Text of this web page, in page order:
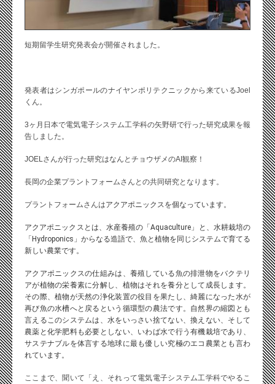
短期留学生研究発表会が開催されました。
発表者はシンガポールのナイヤンポリテクニックから来ているJoel
くん。
3ヶ月日本で電気電子システム工学科の矢野研で行った研究成果を報
告しました。
JOELさんが行った研究はなんとチョウザメのAI観察！
長岡の企業プラントフォームさんとの共同研究となります。
プラントフォームさんはアクアポニックスを個なっています。
アクアポニックスとは、水産養殖の「Aquaculture」と、水耕栽培の
「Hydroponics」からなる造語で、魚と植物を同じシステムで育てる
新しい農業です。
アクアポニックスの仕組みは、養殖している魚の排泄物をバクテリ
アが植物の栄養素に分解し、植物はそれを養分として成長します。
その際、植物が天然の浄化装置の役目を果たし、綺麗になった水が
再び魚の水槽へと戻るという循環型の農法です。自然界の縮図とも
言えるこのシステムは、水をいっさい捨てない、換えない、そして
農薬と化学肥料も必要としない、いわば水で行う有機栽培であり、
サステナブルを体言する地球に最も優しい究極のエコ農業とも言わ
れています。
ここまで、聞いて「え、それって電気電子システム工学科でやるこ